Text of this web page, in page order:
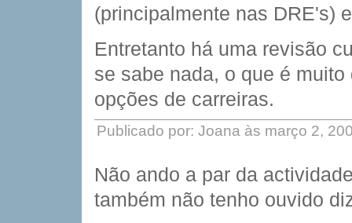
(principalmente nas DRE's)
Entretanto há uma revisão
se sabe nada, o que é
opções de carreiras.
Publicado por: Joana às março 2,
Não ando a par da
também não tenho ouvido